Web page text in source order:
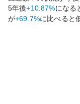
5年後+10.87%になる
が+69.7%に比べると